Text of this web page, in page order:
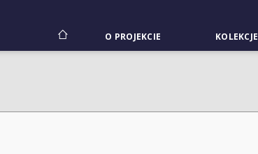
O PROJEKCIE KOLEKCJE